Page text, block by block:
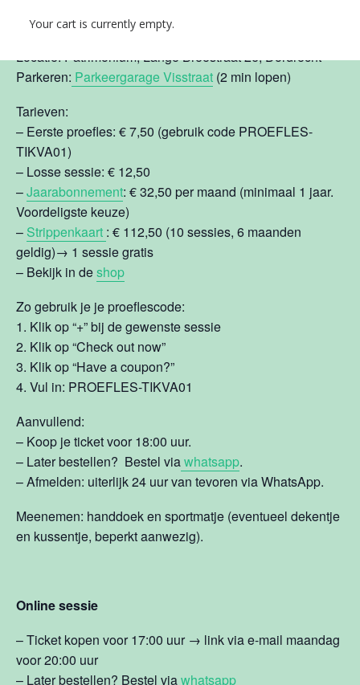
Your cart is currently empty.
Sessie in de studio
Locatie: Patrimonium, Lange Breestraat 26, Dordrecht
Parkeren: Parkeergarage Visstraat (2 min lopen)
Tarieven:
– Eerste proefles: € 7,50 (gebruik code PROEFLES-
TIKVA01)
– Losse sessie: € 12,50
–Jaarabonnement: € 32,50 per maand (minimaal 1 jaar.
Voordeligste keuze)
– Strippenkaart : € 112,50 (10 sessies, 6 maanden
geldig)→ 1 sessie gratis
– Bekijk in deshop
Zo gebruik je je proeflescode:
1. Klik op “+” bij de gewenste sessie
2. Klik op “Check out now”
3. Klik op “Have a coupon?”
4. Vul in: PROEFLES-TIKVA01
Aanvullend:
– Koop je ticket voor 18:00 uur.
– Later bestellen? Bestel viawhatsapp.
– Afmelden: uiterlijk 24 uur van tevoren via WhatsApp.
Meenemen: handdoek en sportmatje (eventueel dekentje
en kussentje, beperkt aanwezig).
Online sessie
– Ticket kopen voor 17:00 uur → link via e-mail maandag
voor 20:00 uur
– Later bestellen? Bestel viawhatsapp